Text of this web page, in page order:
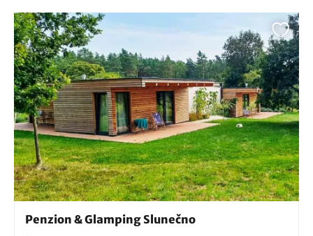
Penzion & Glamping Slunečno